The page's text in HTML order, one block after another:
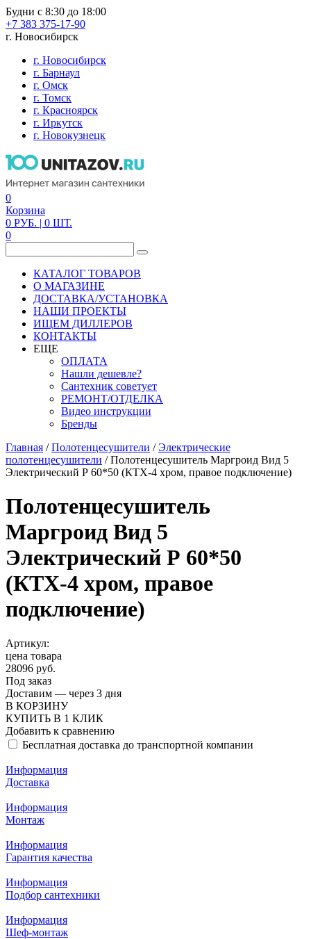
Будни с 8:30 до 18:00
+7 383 375-17-90
г. Новосибирск
г. Новосибирск
г. Барнаул
г. Омск
г. Томск
г. Красноярск
г. Иркутск
г. Новокузнецк
0
Корзина
0 РУБ. | 0 ШТ.
0
КАТАЛОГ ТОВАРОВ
О МАГАЗИНЕ
ДОСТАВКА/УСТАНОВКА
НАШИ ПРОЕКТЫ
ИЩЕМ ДИЛЛЕРОВ
КОНТАКТЫ
ЕЩЕ
ОПЛАТА
Нашли дешевле?
Сантехник советует
РЕМОНТ/ОТДЕЛКА
Видео инструкции
Бренды
Главная /Полотенцесушители /Электрические
полотенцесушители /Полотенцесушитель Маргроид Вид 5
Электрический Р 60*50 (КТХ-4 хром, правое подключение)
Полотенцесушитель
Маргроид Вид 5
Электрический Р 60*50
(КТХ-4 хром, правое
подключение)
Артикул:
цена товара
28096 руб.
Под заказ
Доставим — через 3 дня
В КОРЗИНУ
КУПИТЬ В 1 КЛИК
Добавить к сравнению
Бесплатная доставка до транспортной компании
Информация
Доставка
Информация
Монтаж
Информация
Гарантия качества
Информация
Подбор сантехники
Информация
Шеф-монтаж